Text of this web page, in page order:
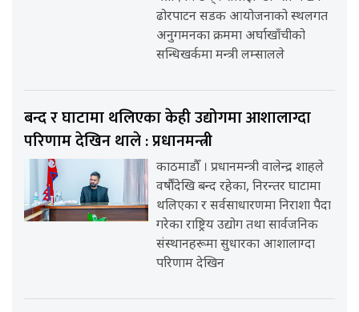
ढोरपाटन सडक आयोजनाको स्थलगत
अनुगमनका क्रममा अर्घाखाँचीको
सन्धिखर्कमा मन्त्री लम्सालले
बन्द र घाटामा थलिएका केही उद्योगमा आशालाग्दा
परिणाम देखिन थाले : प्रधानमन्त्री
काठमाडौँ । प्रधानमन्त्री वालेन्द्र शाहले
वर्षौंदेखि बन्द रहेका, निरन्तर घाटामा
थलिएका र सर्वसाधारणमा निराशा पैदा
गरेका राष्ट्रिय उद्योग तथा सार्वजनिक
संस्थानहरूमा सुधारका आशालाग्दा
परिणाम देखिन